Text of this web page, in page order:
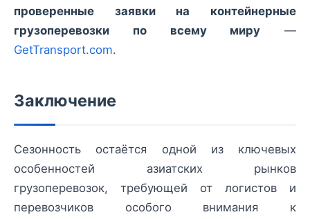
проверенные заявки на контейнерные
грузоперевозки по всему миру —
GetTransport.com.
Заключение
Сезонность остаётся одной из ключевых
особенностей азиатских рынков
грузоперевозок, требующей от логистов и
перевозчиков особого внимания к